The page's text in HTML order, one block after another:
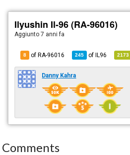
Ilyushin Il-96 (RA-96016)
Aggiunto7 anni fa
8 of RA-96016 245 ofIL96 2173
Danny Kahra
Comments